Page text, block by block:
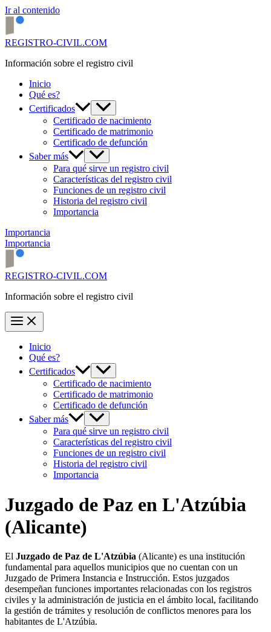
Ir al contenido
REGISTRO-CIVIL.COM
Información sobre el registro civil
Inicio
Qué es?
Certificados
Certificado de nacimiento
Certificado de matrimonio
Certificado de defunción
Saber más
Para qué sirve un registro civil
Características del registro civil
Funciones de un registro civil
Historia del registro civil
Importancia
Importancia
Importancia
REGISTRO-CIVIL.COM
Información sobre el registro civil
Inicio
Qué es?
Certificados
Certificado de nacimiento
Certificado de matrimonio
Certificado de defunción
Saber más
Para qué sirve un registro civil
Características del registro civil
Funciones de un registro civil
Historia del registro civil
Importancia
Juzgado de Paz en L'Atzúbia
(Alicante)
El Juzgado de Paz de L'Atzúbia (Alicante) es una institución
fundamental para aquellos municipios que no cuentan con un
Juzgado de Primera Instancia e Instrucción. Estos juzgados
desempeñan funciones importantes relacionadas con los registros
civiles y la administración de justicia en el ámbito local, facilitando
la gestión de trámites y resolución de conflictos menores para los
habitantes de L'Atzúbia.